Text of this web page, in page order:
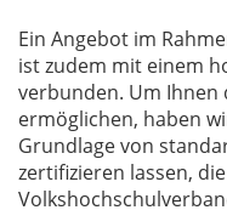
Ein Angebot im
ist zudem mit einem
verbunden. Um Ihnen
ermöglichen, haben
Grundlage von
zertifizieren lassen,